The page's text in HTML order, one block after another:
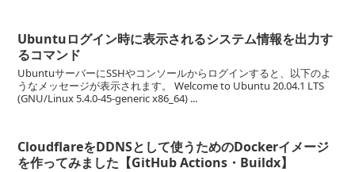
Ubuntuログイン時に表示されるシステム情報を出力す
るコマンド
UbuntuサーバーにSSHやコンソールからログインすると、以下のよ
うなメッセージが表示されます。 Welcome to Ubuntu 20.04.1 LTS
(GNU/Linux 5.4.0-45-generic x86_64) ...
CloudflareをDDNSとして使うためのDockerイメージ
を作ってみました【GitHub Actions・Buildx】